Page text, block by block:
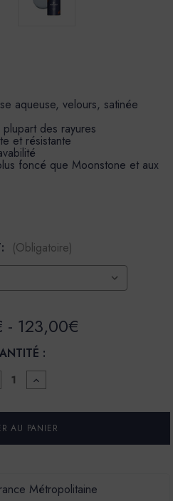
aqueuse, velours, satinée
des rayures
et résistante
foncé que Moonstone et aux
(Obligatoire)
- 123,00€
:
AUGMENTER
LA
POUR
PEINTURE
-
COULEUR
XENON
Métropolitaine